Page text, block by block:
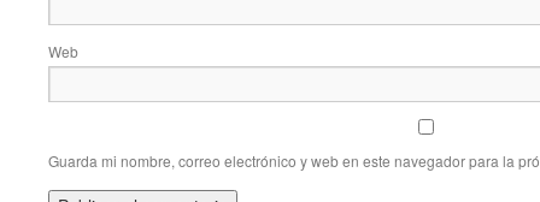
Web
Guarda mi nombre, correo electrónico y web en este navegador para la